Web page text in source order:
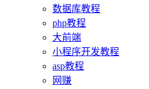
数据库教程
php教程
大前端
小程序开发教程
asp教程
网赚